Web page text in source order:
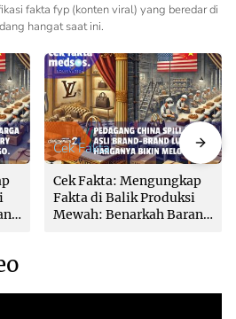
fakta fyp (konten viral) yang beredar di
hangat saat ini.
Cek Fakta
Cek Fakta: Mengungkap
Fakta di Balik Produksi
Mewah: Benarkah Barang